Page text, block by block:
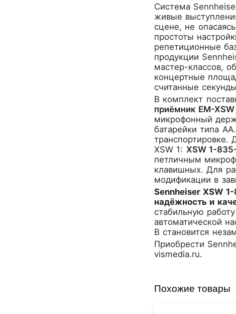
Система
живые
сцене, не
простоты
репетиционные
продукции
мастер-классов,
концертные
считанные
В комплект
приёмник EM-XSW
микрофонный
батарейки типа
транспортировке.
XSW 1: XSW 1-
петличным
клавишных. Для
модификации в
Sennheiser XSW
надёжность и
стабильную
автоматической
B становится
Приобрести
vismedia.ru.
Похожие товары